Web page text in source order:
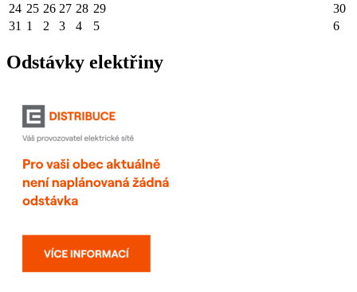
24 25 26 27 28 29
30
31 1 2 3 4 5 6
Odstávky elektřiny